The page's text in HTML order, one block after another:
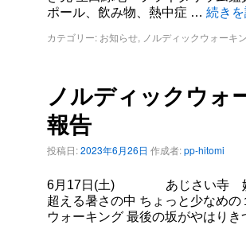
ポール、飲み物、熱中症 … 続き
カテゴリー: お知らせ, ノルディックウォーキ
ノルディックウォ
報告
投稿日:2023年6月26日 作成者:pp-hitomi
6月17日(土) あじさい寺 妙楽
超える暑さの中 ちょっと少なめ
ウォーキング 最後の坂がやはり